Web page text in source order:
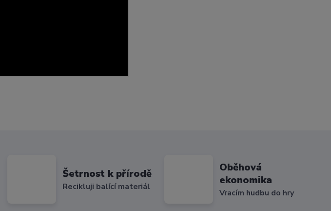
Šetrnost k přírodě
Recikluji balící materiál
Oběhová
ekonomika
Vracím hudbu do hry